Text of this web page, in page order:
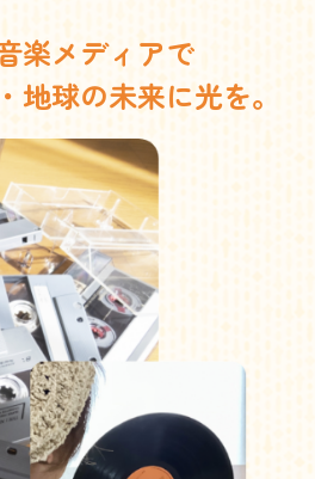
楽メディアで
地球の未来に光を。